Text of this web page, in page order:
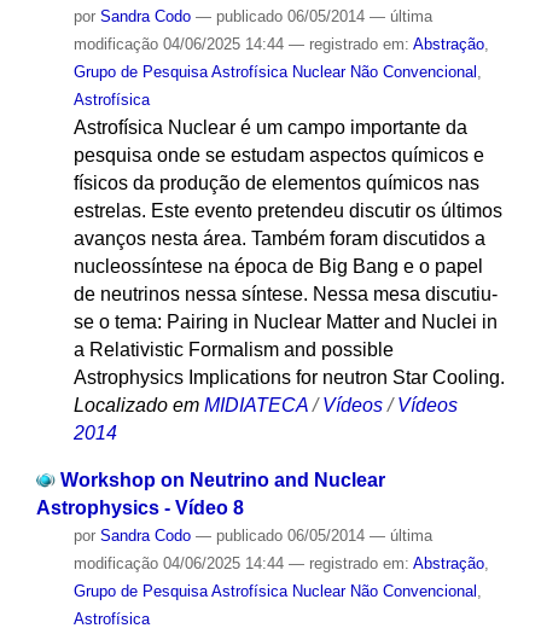
por Sandra Codo — publicado06/05/2014 — última
modificação04/06/2025 14:44 — registrado em: Abstração,
Grupo de Pesquisa Astrofísica Nuclear Não Convencional
Astrofísica
Astrofísica Nuclear é um campo importante da
pesquisa onde se estudam aspectos químicos e
físicos da produção de elementos químicos nas
estrelas. Este evento pretendeu discutir os últimos
avanços nesta área. Também foram discutidos a
nucleossíntese na época de Big Bang e o papel
de neutrinos nessa síntese. Nessa mesa discutiu-
se o tema: Pairing in Nuclear Matter and Nuclei in
a Relativistic Formalism and possible
Astrophysics Implications for neutron Star Cooling.
Localizado em MIDIATECA /Vídeos /Vídeos
2014
Workshop on Neutrino and Nuclear
Astrophysics - Vídeo 8
por Sandra Codo — publicado06/05/2014 — última
modificação04/06/2025 14:44 — registrado em: Abstração,
Grupo de Pesquisa Astrofísica Nuclear Não Convencional
Astrofísica